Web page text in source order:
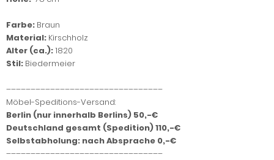
Farbe: Braun
Material: Kirschholz
Alter (ca.):1820
Stil: Biedermeier
––––––––––––––––––––––––––––––––
Möbel-Speditions-Versand:
Berlin (nur innerhalb Berlins) 50,-€
Deutschland gesamt (Spedition) 110,-€
Selbstabholung: nach Absprache 0,-€
––––––––––––––––––––––––––––––––